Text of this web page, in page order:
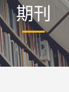
期刊